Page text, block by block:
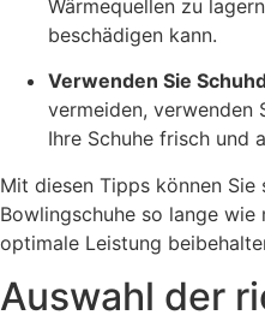
Wärmequellen zu
beschädigen kann.
Verwenden Sie
vermeiden, verwenden
Ihre Schuhe frisch und
Mit diesen Tipps können Sie
Bowlingschuhe so lange
optimale Leistung
Auswahl der